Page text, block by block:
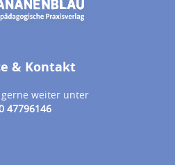
& Kontakt
weiter unter
47796146